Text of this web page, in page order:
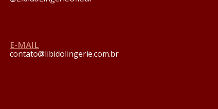
E-MAIL
contato@libidolingerie.com.br